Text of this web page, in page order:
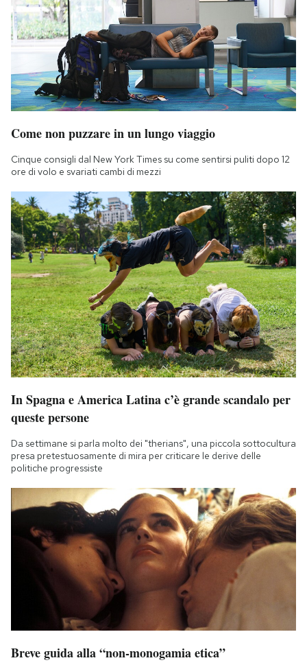
Come non puzzare in un lungo viaggio
Cinque consigli dal New York Times su come sentirsi puliti dopo 12
ore di volo e svariati cambi di mezzi
In Spagna e America Latina c’è grande scandalo per
queste persone
Da settimane si parla molto dei "therians", una piccola sottocultura
presa pretestuosamente di mira per criticare le derive delle
politiche progressiste
Breve guida alla “non-monogamia etica”